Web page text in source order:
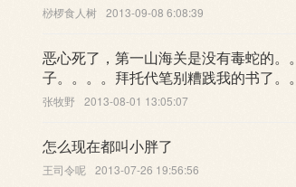
桫椤食人树 2013-09-08 6:08:39
恶心死了，第一山海关是没有毒蛇的
子。。。。拜托代笔别糟践我的书了。
张牧野 2013-08-01 13:05:07
怎么现在都叫小胖了
王司令呢 2013-07-26 19:56:56